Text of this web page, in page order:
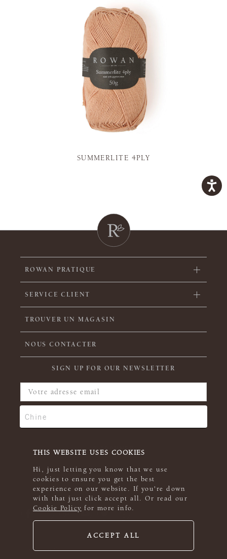
THIS WEBSITE USES COOKIES
Hi, just letting you know that we use
cookies to ensure you get the best
experience on our website. If you're down
with that just click accept all. Or read our
Cookie Policy for more info.
ACCEPT ALL
SUMMERLITE 4PLY
ROWAN PRATIQUE
SERVICE CLIENT
TROUVER UN MAGASIN
NOUS CONTACTER
SIGN UP FOR OUR NEWSLETTER
© 2026 Rowan